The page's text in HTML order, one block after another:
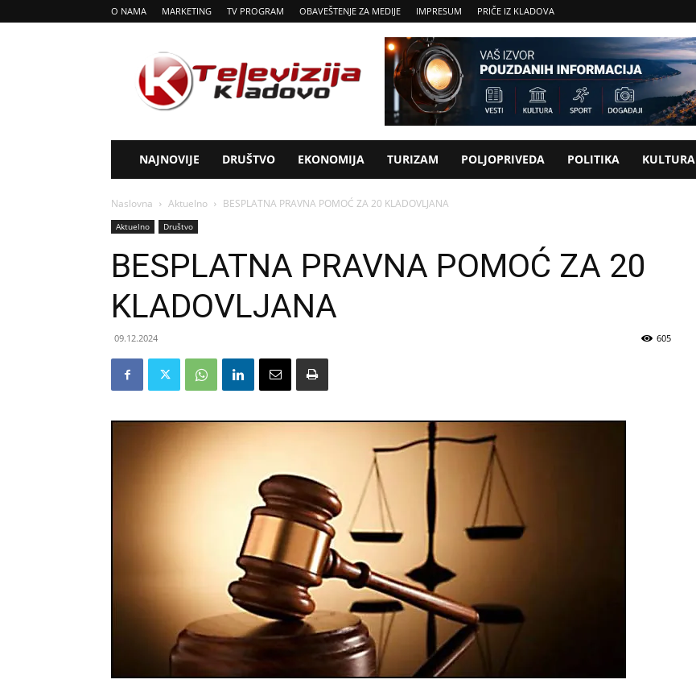
O NAMA MARKETING TV PROGRAM OBAVEŠTENJE ZA MEDIJE IMPRESUM PRIČE IZ KLADOVA
Tv
Kladovo
NAJNOVIJE DRUŠTVO EKONOMIJA TURIZAM POLJOPRIVEDA POLITIKA KULTURA
Naslovna Aktuelno BESPLATNA PRAVNA POMOĆ ZA 20 KLADOVLJANA
Aktuelno Društvo
BESPLATNA PRAVNA POMOĆ ZA 20
KLADOVLJANA
09.12.2024 605